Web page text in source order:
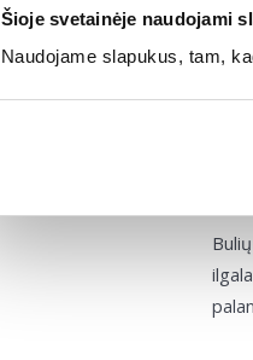
Šioje svetainėje naudojami
Naudojame slapukus, tam,